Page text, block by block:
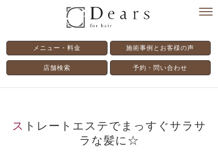
メニュー・料金 施術事例とお客様の声
店舗検索 予約・問い合わせ
ストレートエステでまっすぐサラサ
ラな髪に☆